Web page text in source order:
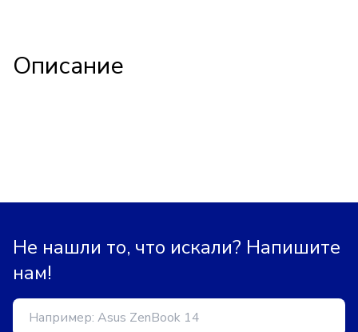
Описание
Не нашли то, что искали? Напишите
нам!